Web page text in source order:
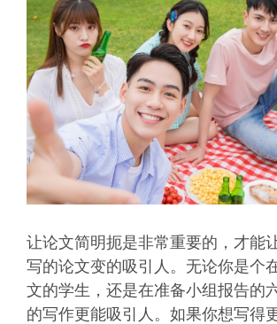
Larger
Image
让论文简明扼是非常重要的，才能
写的论文变的吸引人。无论你是个
文的学生，还是在准备小组报告的
的写作更能吸引人。如果你想写得